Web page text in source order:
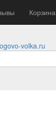
Корзина
volka.ru